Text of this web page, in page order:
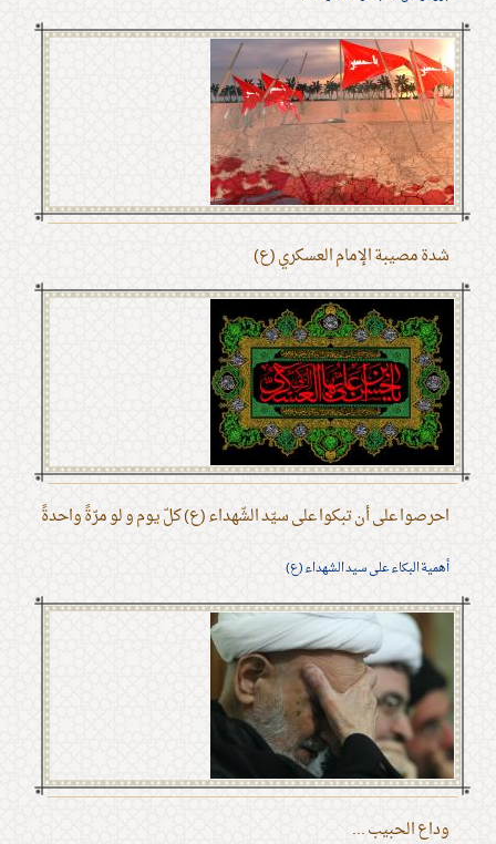
شدة مصيبة الإمام العسكري (ع)
احرصوا على أن تبكوا على سيّد الشّهداء (ع) كلّ يوم و لو مرّةً واحدةً
أهمية البكاء على سيد الشهداء (ع)
وداع الحبيب ...